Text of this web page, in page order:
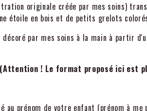
originale créée par mes soins)
étoile en bois et de petits grelots
décoré par mes soins à la main à partir
! Le format proposé ici est
au prénom de votre enfant (prénom à